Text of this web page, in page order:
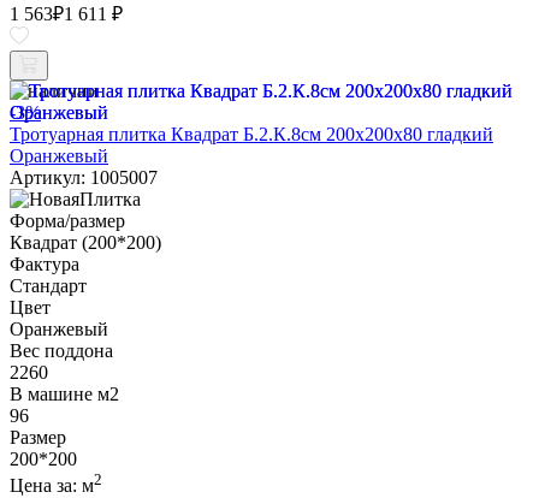
1 563₽1 611 ₽
В наличии
-3%
Тротуарная плитка Квадрат Б.2.К.8см 200х200х80 гладкий
Оранжевый
Артикул: 1005007
Форма/размер
Квадрат (200*200)
Фактура
Стандарт
Цвет
Оранжевый
Вес поддона
2260
В машине м2
96
Размер
200*200
Цена за: м2